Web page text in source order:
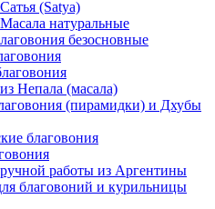
(Satya)
натуральные
безосновные
Непала (масала)
(пирамидки) и Дхубы
благовония
работы из Аргентины
благовоний и курильницы